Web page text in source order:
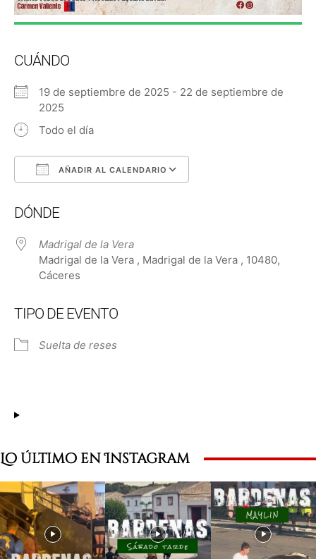
CUÁNDO
19 de septiembre de 2025 - 22 de septiembre de
2025
Todo el día
AÑADIR AL CALENDARIO
DÓNDE
Madrigal de la Vera
Madrigal de la Vera , Madrigal de la Vera , 10480,
Cáceres
TIPO DE EVENTO
Suelta de reses
Lo último en Instagram